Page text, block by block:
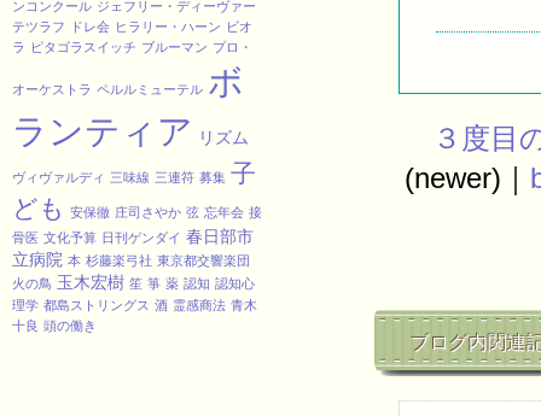
３度目
(newer)｜
ブログ内関連
ンコンクール ジェフリー・ディーヴァー
テツラフ
ドレ会 ヒラリー・ハーン ビオ
ラ
ピタゴラスイッチ ブルーマン プロ・
オーケストラ ペルルミューテル ボ
ランティア
リズム
ヴィヴァルディ 三味線 三連符 募集 子
ども
安保徹 庄司さやか 弦 忘年会 接
骨医 文化予算 日刊ゲンダイ 春日部市
立病院 本 杉藤楽弓社 東京都交響楽団
火の鳥 玉木宏樹 笙 箏 薬 認知 認知心
理学 都島ストリングス 酒 霊感商法 青木
十良 頭の働き